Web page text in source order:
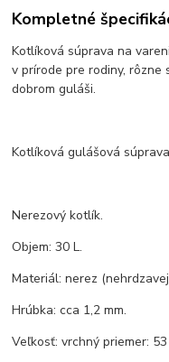
Kompletné
Kotlíková súprava na
v prírode pre rodiny, rôzne
dobrom guláši.
Kotlíková gulášová
Nerezový kotlík.
Objem: 30 L.
Materiál: nerez
Hrúbka: cca 1,2 mm.
Veľkosť: vrchný priemer: